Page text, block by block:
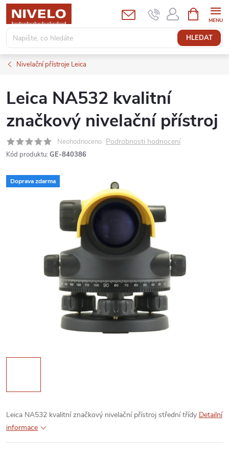
Přejít
obsah
HLEDAT
NÁKUPNÍ
KOŠÍK
Nivelační přístroje Leica
Leica NA532 kvalitní
značkový nivelační přístroj
Neohodnoceno Podrobnosti hodnocení
Kód produktu: GE-840386
Doprava zdarma
Leica NA532 kvalitní značkový nivelační přístroj střední třídy Detailní
informace